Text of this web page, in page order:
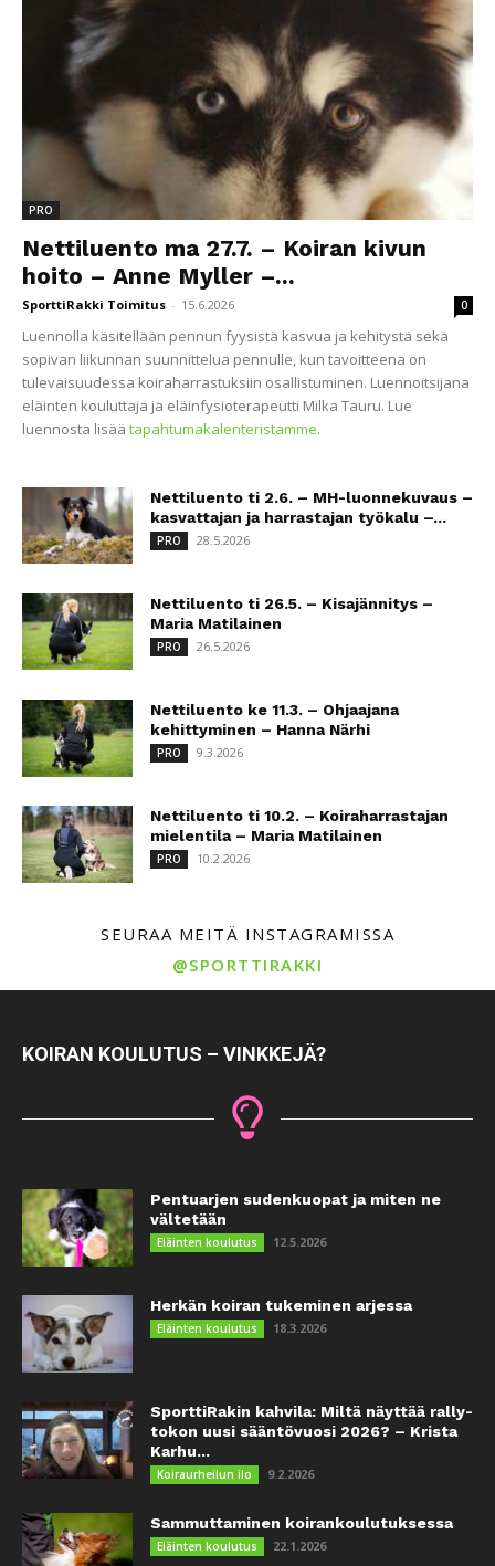
PRO
Nettiluento ma 27.7. – Koiran kivun
hoito – Anne Myller –...
SporttiRakki Toimitus - 15.6.2026 0
Luennolla käsitellään pennun fyysistä kasvua ja kehitystä sekä
sopivan liikunnan suunnittelua pennulle, kun tavoitteena on
tulevaisuudessa koiraharrastuksiin osallistuminen. Luennoitsijana
eläinten kouluttaja ja eläinfysioterapeutti Milka Tauru. Lue
luennosta lisää tapahtumakalenteristamme.
Nettiluento ti 2.6. – MH-luonnekuvaus –
kasvattajan ja harrastajan työkalu –...
PRO 28.5.2026
Nettiluento ti 26.5. – Kisajännitys –
Maria Matilainen
PRO 26.5.2026
Nettiluento ke 11.3. – Ohjaajana
kehittyminen – Hanna Närhi
PRO 9.3.2026
Nettiluento ti 10.2. – Koiraharrastajan
mielentila – Maria Matilainen
PRO 10.2.2026
SEURAA MEITÄ INSTAGRAMISSA
@SPORTTIRAKKI
KOIRAN KOULUTUS – VINKKEJÄ?
Pentuarjen sudenkuopat ja miten ne
vältetään
Eläinten koulutus 12.5.2026
Herkän koiran tukeminen arjessa
Eläinten koulutus 18.3.2026
SporttiRakin kahvila: Miltä näyttää rally-
tokon uusi sääntövuosi 2026? – Krista
Karhu...
Koiraurheilun ilo 9.2.2026
Sammuttaminen koirankoulutuksessa
Eläinten koulutus 22.1.2026